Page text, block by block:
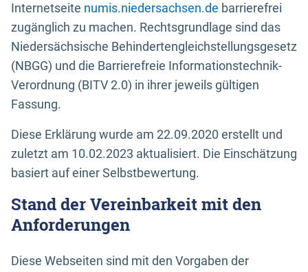
Internetseite numis.niedersachsen.de barrierefrei
zugänglich zu machen. Rechtsgrundlage sind das
Niedersächsische Behindertengleichstellungsgesetz
(NBGG) und die Barrierefreie Informationstechnik-
Verordnung (BITV 2.0) in ihrer jeweils gültigen
Fassung.
Diese Erklärung wurde am 22.09.2020 erstellt und
zuletzt am 10.02.2023 aktualisiert. Die Einschätzung
basiert auf einer Selbstbewertung.
Stand der Vereinbarkeit mit den
Anforderungen
Diese Webseiten sind mit den Vorgaben der